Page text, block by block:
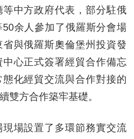
中方政府代表，部分駐俄
余人參加了俄羅斯分會場
與俄羅斯奧倫堡州投資發
心正式簽署經貿合作備忘
化經貿交流與合作對接的
雙方合作築牢基礎。
場設置了多環節務實交流